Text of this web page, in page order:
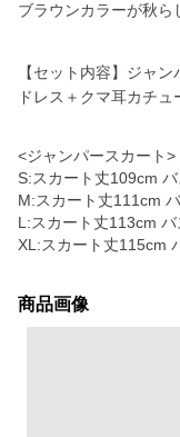
ブラウンカラーが秋ら
【セット内容】ジャ
ドレス＋クマ耳カチュ
<ジャンパースカート>
S:スカート丈109cm
M:スカート丈111cm
L:スカート丈113cm
XL:スカート丈115cm
商品画像